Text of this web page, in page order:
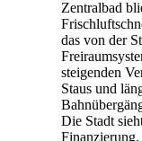
Zentralbad
das von der
steigenden
Staus und
Die Stadt
Finanzierung.